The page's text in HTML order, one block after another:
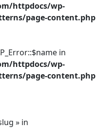
httpdocs/wp-
page-content.php
in
httpdocs/wp-
page-content.php
» in